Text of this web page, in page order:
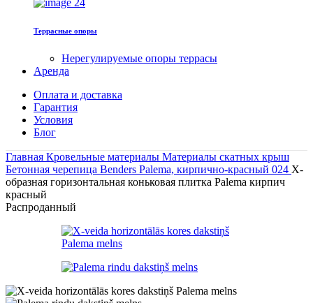
Террасные опоры
Нерегулируемые опоры террасы
Арендa
Оплата и доставка
Гарантия
Условия
Блог
Главная Кровельные материалы Материалы скатных крыш
Бетонная черепица Benders Palema, кирпично-красный 024 Х-
образная горизонтальная коньковая плитка Palema кирпич
красный
Распроданный